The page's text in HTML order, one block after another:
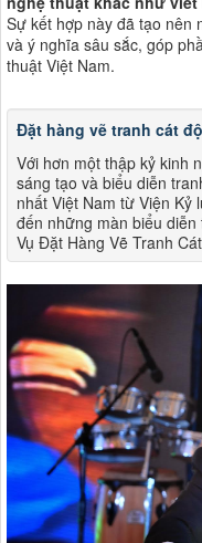
Sự kết hợp này đã tạo nên
và ý nghĩa sâu sắc, góp
thuật Việt Nam​​.
Đặt hàng vẽ tranh cát
Với hơn một thập kỷ kinh
sáng tạo và biểu diễn
nhất Việt Nam từ Viện Kỷ
đến những màn biểu
Vụ Đặt Hàng Vẽ Tranh